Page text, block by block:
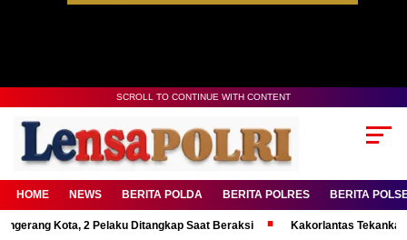
SCROLL TO CONTINUE WITH CONTENT
HOME NEWS BERITA POLDA BERITA POLRES BERITA
2 Pelaku Ditangkap Saat Beraksi Kakorlantas Tekankan Mental